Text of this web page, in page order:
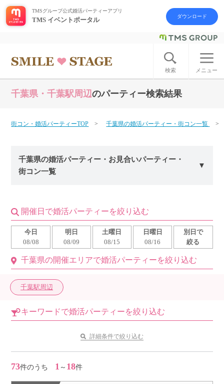
ログイン アカウント登録
はじめての方へ
今週の婚活パーティー
よくあるご質問
お問い合わせ
利用規約
個人情報保護方針launch
子どもの安全基準に関するポリシー
公式アカウントで最新情報を配信中！
TMSグループ公式婚活パーティーアプリ
TMS イベントポータル ダウンロード
検索 メニュー
千葉県・千葉駅周辺のパーティー検索結果
街コン・婚活パーティーTOP 千葉県の婚活パーティー・街コン一覧
千葉県の婚活パーティー・お見合いパーティー・
街コン一覧
開催日で婚活パーティーを絞り込む
今日
08/08
明日
08/09
土曜日
08/15
日曜日
08/16
別日で
絞る
千葉県の開催エリアで婚活パーティーを絞り込む
千葉駅周辺
キーワードで婚活パーティーを絞り込む
詳細条件で絞り込む
73件のうち 1 ～ 18件